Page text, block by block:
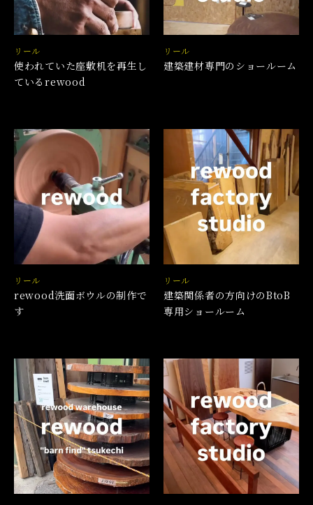
リール
使われていた座敷机を再生し
ているrewood
リール
建築建材専門のショールーム
リール
rewood洗面ボウルの制作で
す
リール
建築関係者の方向けのBtoB
専用ショールーム